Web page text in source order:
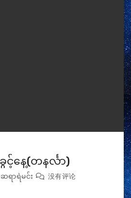
နေ့(တနင်္လာ)
ဆရာရဲမင်း 没有评论